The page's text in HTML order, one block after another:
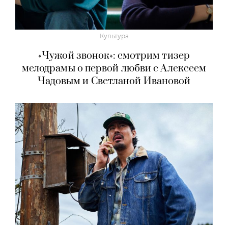
Культура
«Чужой звонок»: смотрим тизер
мелодрамы о первой любви с Алексеем
Чадовым и Светланой Ивановой